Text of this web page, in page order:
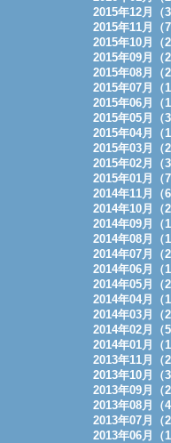
2015年12月（3
2015年11月（7
2015年10月（
2015年09月（
2015年08月（
2015年07月（
2015年06月（
2015年05月（
2015年04月（
2015年03月（
2015年02月（3
2015年01月（7
2014年11月（6
2014年10月（
2014年09月（
2014年08月（
2014年07月（
2014年06月（
2014年05月（
2014年04月（
2014年03月（
2014年02月（5
2014年01月（1
2013年11月（2
2013年10月（
2013年09月（
2013年08月（
2013年07月（
2013年06月（